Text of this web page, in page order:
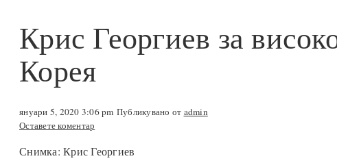
Крис Георгиев за
Корея
януари 5, 2020 3:06 pm Публикувано от admin
Оставете коментар
Снимка: Крис Георгиев